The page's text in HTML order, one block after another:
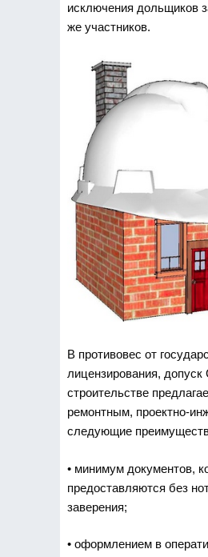
исключения дольщиков
же участников.
В противовес от
лицензирования,
строительстве
ремонтным, проектно-
следующие
• минимум документов,
предоставляются без
заверения;
• оформлением в